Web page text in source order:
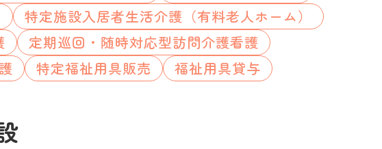
特定施設入居者生活介護（有料老人ホーム）
定期巡回・随時対応型訪問介護看護
特定福祉用具販売 福祉用具貸与